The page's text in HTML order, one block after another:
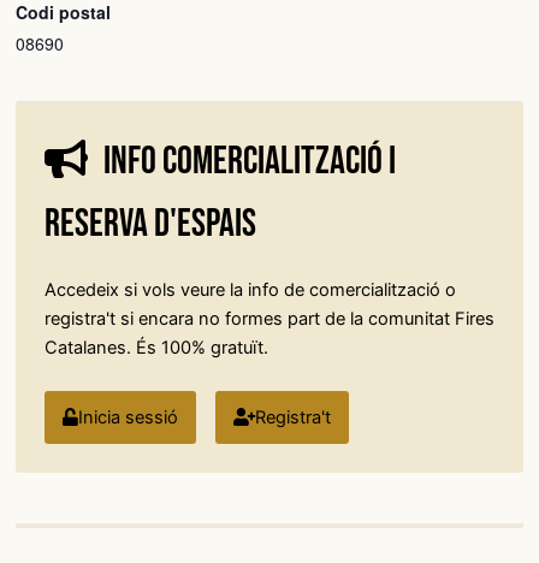
Codi postal
08690
Info comercialització i
reserva d'espais
Accedeix si vols veure la info de comercialització o
registra't si encara no formes part de la comunitat Fires
Catalanes. És 100% gratuït.
Inicia sessió Registra't